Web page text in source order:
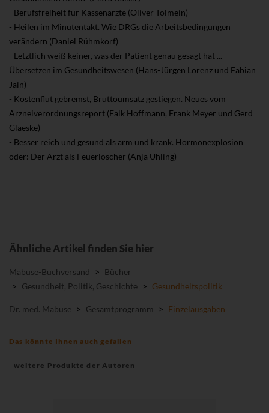
- Berufsfreiheit für Kassenärzte (Oliver Tolmein)
- Heilen im Minutentakt. Wie DRGs die Arbeitsbedingungen
verändern (Daniel Rühmkorf)
- Letztlich weiß keiner, was der Patient genau gesagt hat ...
Übersetzen im Gesundheitswesen (Hans-Jürgen Lorenz und Fabian
Jain)
- Kostenflut gebremst, Bruttoumsatz gestiegen. Neues vom
Arzneiverordnungsreport (Falk Hoffmann, Frank Meyer und Gerd
Glaeske)
- Besser reich und gesund als arm und krank. Hormonexplosion
oder: Der Arzt als Feuerlöscher (Anja Uhling)
Ähnliche Artikel finden Sie hier
Mabuse-Buchversand > Bücher
> Gesundheit, Politik, Geschichte > Gesundheitspolitik
Dr. med. Mabuse > Gesamtprogramm > Einzelausgaben
Das könnte Ihnen auch gefallen
weitere Produkte der Autoren